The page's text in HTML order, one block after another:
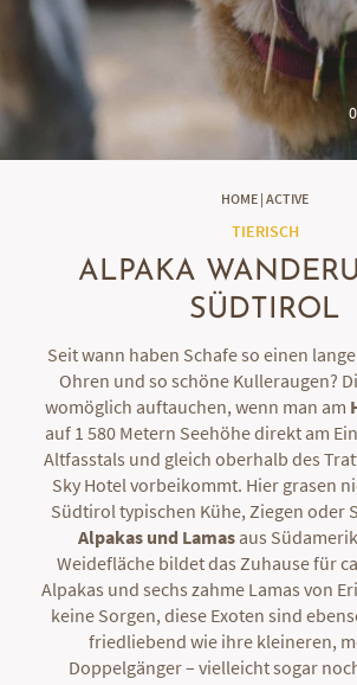
HOME | ACTIVE
ALPAKA
SÜDTIROL
TIERISCH
Seit wann haben Schafe so einen
Ohren und so schöne Kulleraugen?
womöglich auftauchen, wenn man am
auf 1 580 Metern Seehöhe direkt am
Altfasstals und gleich oberhalb des
Sky Hotel vorbeikommt. Hier grasen
Südtirol typischen Kühe, Ziegen oder
Alpakas und Lamasaus
Weidefläche bildet das Zuhause für
Alpakas und sechs zahme Lamas von
keine Sorgen, diese Exoten sind
friedliebend wie ihre kleineren,
Doppelgänger – vielleicht sogar